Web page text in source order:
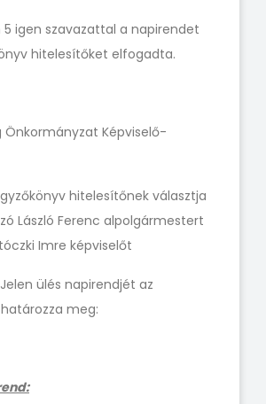
igen szavazattal a napirendet
hitelesítőket elfogadta.
Önkormányzat Képviselő-
hitelesítőnek választja
László Ferenc alpolgármestert
Imre képviselőt
napirendjét az
meg: